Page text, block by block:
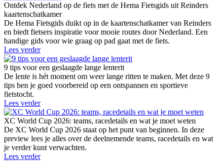
Ontdek Nederland op de fiets met de Hema Fietsgids uit Reinders
kaartenschatkamer
De Hema Fietsgids duikt op in de kaartenschatkamer van Reinders
en biedt fietsers inspiratie voor mooie routes door Nederland. Een
handige gids voor wie graag op pad gaat met de fiets.
Lees verder
9 tips voor een geslaagde lange lenterit
De lente is hét moment om weer lange ritten te maken. Met deze 9
tips ben je goed voorbereid op een ontspannen en sportieve
fietstocht.
Lees verder
XC World Cup 2026: teams, racedetails en wat je moet weten
De XC World Cup 2026 staat op het punt van beginnen. In deze
preview lees je alles over de deelnemende teams, racedetails en wat
je verder kunt verwachten.
Lees verder